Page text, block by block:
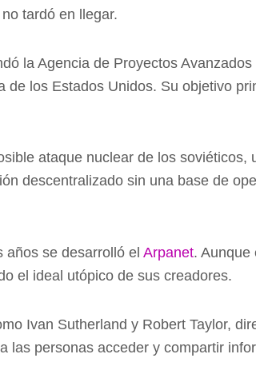
tardó en llegar.
la Agencia de Proyectos
de los Estados Unidos. Su objetivo
ataque nuclear de los
descentralizado sin una base de
años se desarrolló el Arpanet. Aunque
el ideal utópico de sus creadores.
Ivan Sutherland y Robert Taylor,
las personas acceder y compartir